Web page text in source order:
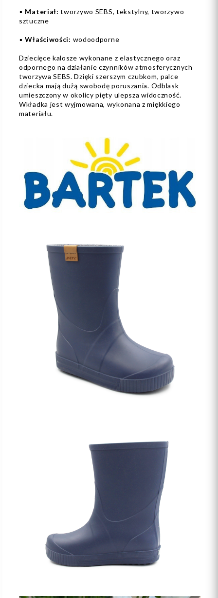
▪️ Materiał: tworzywo SEBS, tekstylny, tworzywo
sztuczne
▪️ Właściwości: wodoodporne
Dziecięce kalosze wykonane z elastycznego oraz
odpornego na działanie czynników atmosferycznych
tworzywa SEBS. Dzięki szerszym czubkom, palce
dziecka mają dużą swobodę poruszania. Odblask
umieszczony w okolicy pięty ulepsza widoczność.
Wkładka jest wyjmowana, wykonana z miękkiego
materiału.